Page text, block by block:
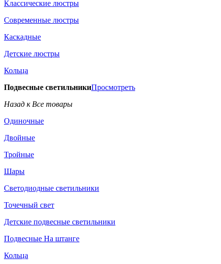
Классические люстры
Современные люстры
Каскадные
Детские люстры
Кольца
Подвесные светильникиПросмотреть
Назад к Все товары
Одиночные
Двойные
Тройные
Шары
Светодиодные светильники
Точечный свет
Детские подвесные светильники
Подвесные На штанге
Кольца